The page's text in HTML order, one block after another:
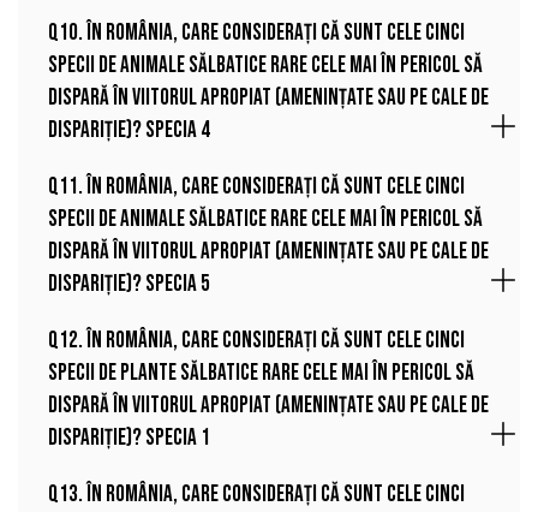
Q10. În România, care considerați că sunt cele cinci
specii de animale sălbatice rare cele mai în pericol să
dispară în viitorul apropiat (amenințate sau pe cale de
dispariție)? Specia 4
Q11. În România, care considerați că sunt cele cinci
specii de animale sălbatice rare cele mai în pericol să
dispară în viitorul apropiat (amenințate sau pe cale de
dispariție)? Specia 5
Q12. În România, care considerați că sunt cele cinci
specii de plante sălbatice rare cele mai în pericol să
dispară în viitorul apropiat (amenințate sau pe cale de
dispariție)? Specia 1
Q13. În România, care considerați că sunt cele cinci